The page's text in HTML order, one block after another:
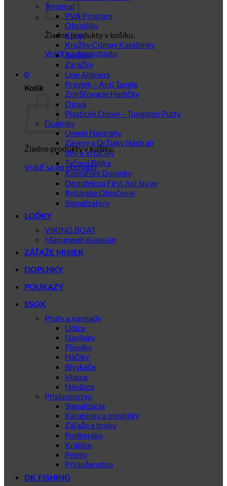
Žiadne produkty v košíku.
Vrátiť sa do obchodu
0
Košík
Žiadne produkty v košíku.
Vrátiť sa do obchodu
Terminal
PVA Program
Obratlíky
Klipy
Krúžky Crimpy Karabinky
Korálky
Zarážky
Line Aligners
Prevlek – Anti Tangle
Zmršťovacie Hadičky
Olová
Plastické Olovo – Tungsten Putty
Doplnky
Umelé Nástrahy
Závesy a Držiaky Nástrah
Ihly a Vrtačiky
Tyčová Bójka
Kaprářské Doplnky
Dezinfekcia First Aid Spray
Rybárske Oblečenie
Signalizátory
LOĎKY
VIKING BOAT
Manuowell Assassin
ZÁŤAŽE MISIEK
DOPLNKY
POUKAZY
ESOX
Pruty a navnady
Udice
Navijaky
Plaváky
Háčiky
Blyskáče
Vlasce
Náväzce
Prislusenstvo
Signalizácia
Karabinky a obratlíky
Záťaže a broky
Podberáky
Krabice
Pelety
Príslušenstvo
DK FISHING